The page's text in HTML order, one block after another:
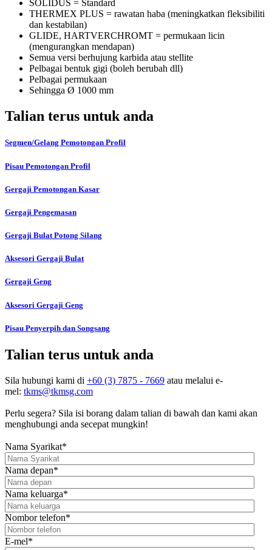
SOLIDUS = Standard
THERMEX PLUS = rawatan haba (meningkatkan fleksibiliti
dan kestabilan)
GLIDE, HARTVERCHROMT = permukaan licin
(mengurangkan mendapan)
Semua versi berhujung karbida atau stellite
Pelbagai bentuk gigi (boleh berubah dll)
Pelbagai permukaan
Sehingga Ø 1000 mm
Talian terus untuk anda
Segmen/Gelang Pemotongan Profil
Pisau Pemotongan Profil
Gergaji Pemotongan Kasar
Gergaji Pengemasan
Gergaji Bulat Potong Silang
Aksesori Gergaji Bulat
Gergaji Geng
Aksesori Gergaji Geng
Pisau Penyerpih dan Songsang
Talian terus untuk anda
Sila hubungi kami di +60 (3) 7875 - 7669 atau melalui e-
mel: tkms@tkmsg.com
Perlu segera? Sila isi borang dalam talian di bawah dan kami akan
menghubungi anda secepat mungkin!
Nama Syarikat*
Nama depan*
Nama keluarga*
Nombor telefon*
E-mel*